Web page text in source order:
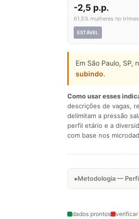
-2,5 p.p.
61,5% mulheres no
ESTÁVEL
Em São Paulo,
subindo.
Como usar esses
descrições de vagas,
delimitam a pressão
perfil etário e a
com base nos
Metodologia —
dados prontos verificar